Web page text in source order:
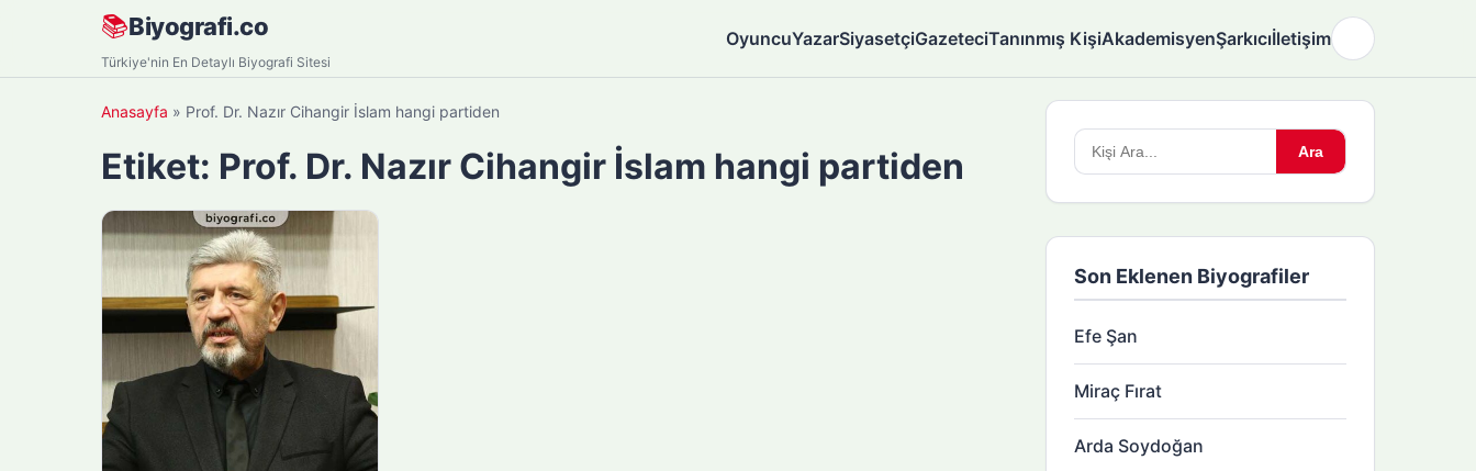
📚Biyografi.co
Türkiye'nin En Detaylı Biyografi Sitesi
OyuncuYazarSiyasetçiGazeteciTanınmış KişiAkademisyenŞarkıcıİletişim
Anasayfa » Prof. Dr. Nazır Cihangir İslam hangi partiden
Etiket: Prof. Dr. Nazır Cihangir İslam hangi partiden
Arama
yapın:
Ara
Son Eklenen Biyografiler
Efe Şan
Miraç Fırat
Arda Soydoğan